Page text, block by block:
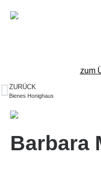
zum
ZURÜCK
Bienes Honighaus
Barbara